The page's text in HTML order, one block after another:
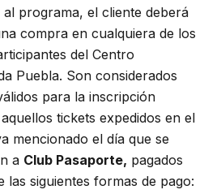
programa, el cliente deberá
compra en cualquiera de los
del Centro
Puebla. Son considerados
para la inscripción
tickets expedidos en el
mencionado el día que se
a Club Pasaporte, pagados
las siguientes formas de pago: